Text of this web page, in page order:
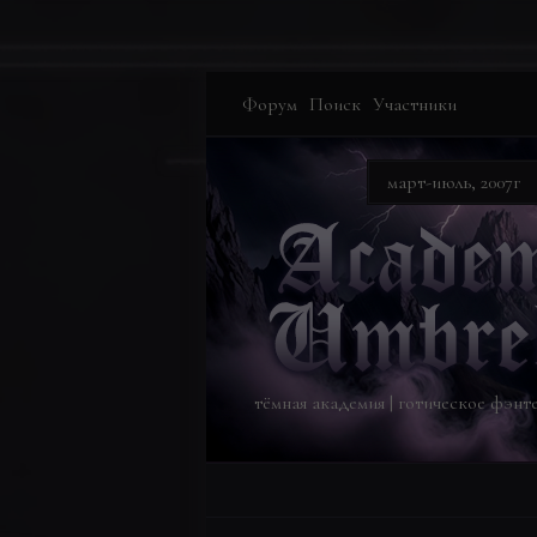
тёмная академия | готическое
март-июль, 2007г
Форум Поиск Участники